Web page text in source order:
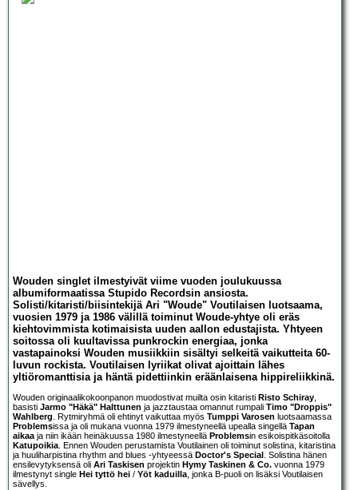
Wouden singlet ilmestyivät viime vuoden joulukuussa
albumiformaatissa Stupido Recordsin ansiosta.
Solisti/kitaristi/biisintekijä Ari "Woude" Voutilaisen luotsaama,
vuosien 1979 ja 1986 välillä toiminut Woude-yhtye oli eräs
kiehtovimmista kotimaisista uuden aallon edustajista. Yhtyeen
soitossa oli kuultavissa punkrockin energiaa, jonka
vastapainoksi Wouden musiikkiin sisältyi selkeitä vaikutteita 60-
luvun rockista. Voutilaisen lyriikat olivat ajoittain lähes
yltiöromanttisia ja häntä pidettiinkin eräänlaisena hippireliikkinä.
Wouden originaalikokoonpanon muodostivat muilta osin kitaristi Risto Schiray,
basisti Jarmo "Häkä" Halttunen ja jazztaustaa omannut rumpali Timo "Droppis"
Wahlberg. Rytmiryhmä oli ehtinyt vaikuttaa myös Tumppi Varosen luotsaamassa
Problemsissa ja oli mukana vuonna 1979 ilmestyneellä upealla singellä Tapan
aikaaja niin ikään heinäkuussa 1980 ilmestyneellä Problemsin esikoispitkäsoitolla
Katupoikia. Ennen Wouden perustamista Voutilainen oli toiminut solistina, kitaristina
ja huuliharpistina rhythm and blues -yhtyeessä Doctor's Special . Solistina hänen
ensilevytyksensä oli Ari Taskisen projektin Hymy Taskinen & Co. vuonna 1979
ilmestynyt single Hei tyttö hei / Yöt kaduilla, jonka B-puoli on lisäksi Voutilaisen
sävellys.